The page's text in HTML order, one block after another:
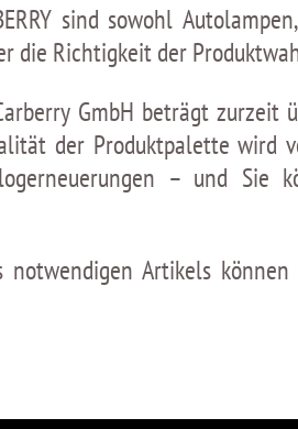
sind sowohl
die Richtigkeit der
GmbH beträgt zurzeit
der Produktpalette wird
– und Sie
notwendigen Artikels